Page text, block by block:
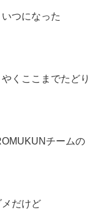
つになった
くここまでたどり
チームの
だけど